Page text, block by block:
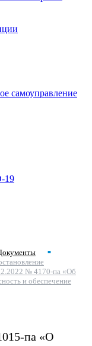
самоуправление
19
■
№ 4170-па «Об
и обеспечение
па «О